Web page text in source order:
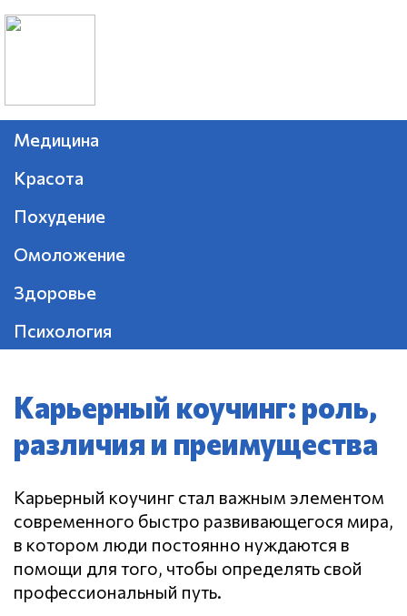
Медицина
Красота
Похудение
Омоложение
Здоровье
Психология
Карьерный коучинг: роль,
различия и преимущества
Карьерный коучинг стал важным элементом
современного быстро развивающегося мира,
в котором люди постоянно нуждаются в
помощи для того, чтобы определять свой
профессиональный путь.